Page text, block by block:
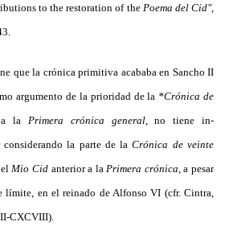
to the restoration of the Poema del Cid",
que la crónica primitiva acababa en Sancho II
argu­mento de la prioridad de la *Crónica de
a la Primera crónica general,no tiene in­
considerando la parte de laCrónica de veinte
Mio Cid anterior a la Primera crónica,a pesar
límite, en el reinado de Alfonso VI (cfr. Cin­tra,
CXCVIII).